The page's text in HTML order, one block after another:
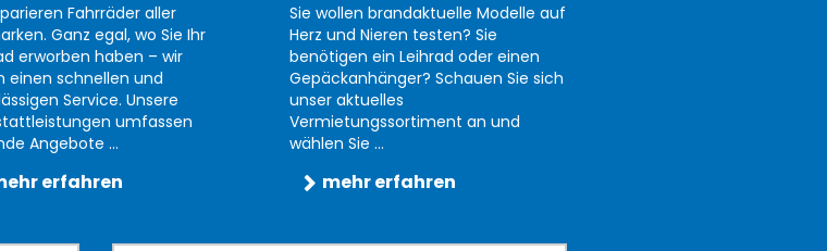
Fahrräder aller
Ganz egal, wo Sie Ihr
erworben haben – wir
einen schnellen und
Service. Unsere
umfassen
Angebote ...
erfahren
Sie wollen brandaktuelle Modelle auf
Herz und Nieren testen? Sie
benötigen ein Leihrad oder einen
Gepäckanhänger? Schauen Sie sich
unser aktuelles
Vermietungssortiment an und
wählen Sie ...
mehr erfahren